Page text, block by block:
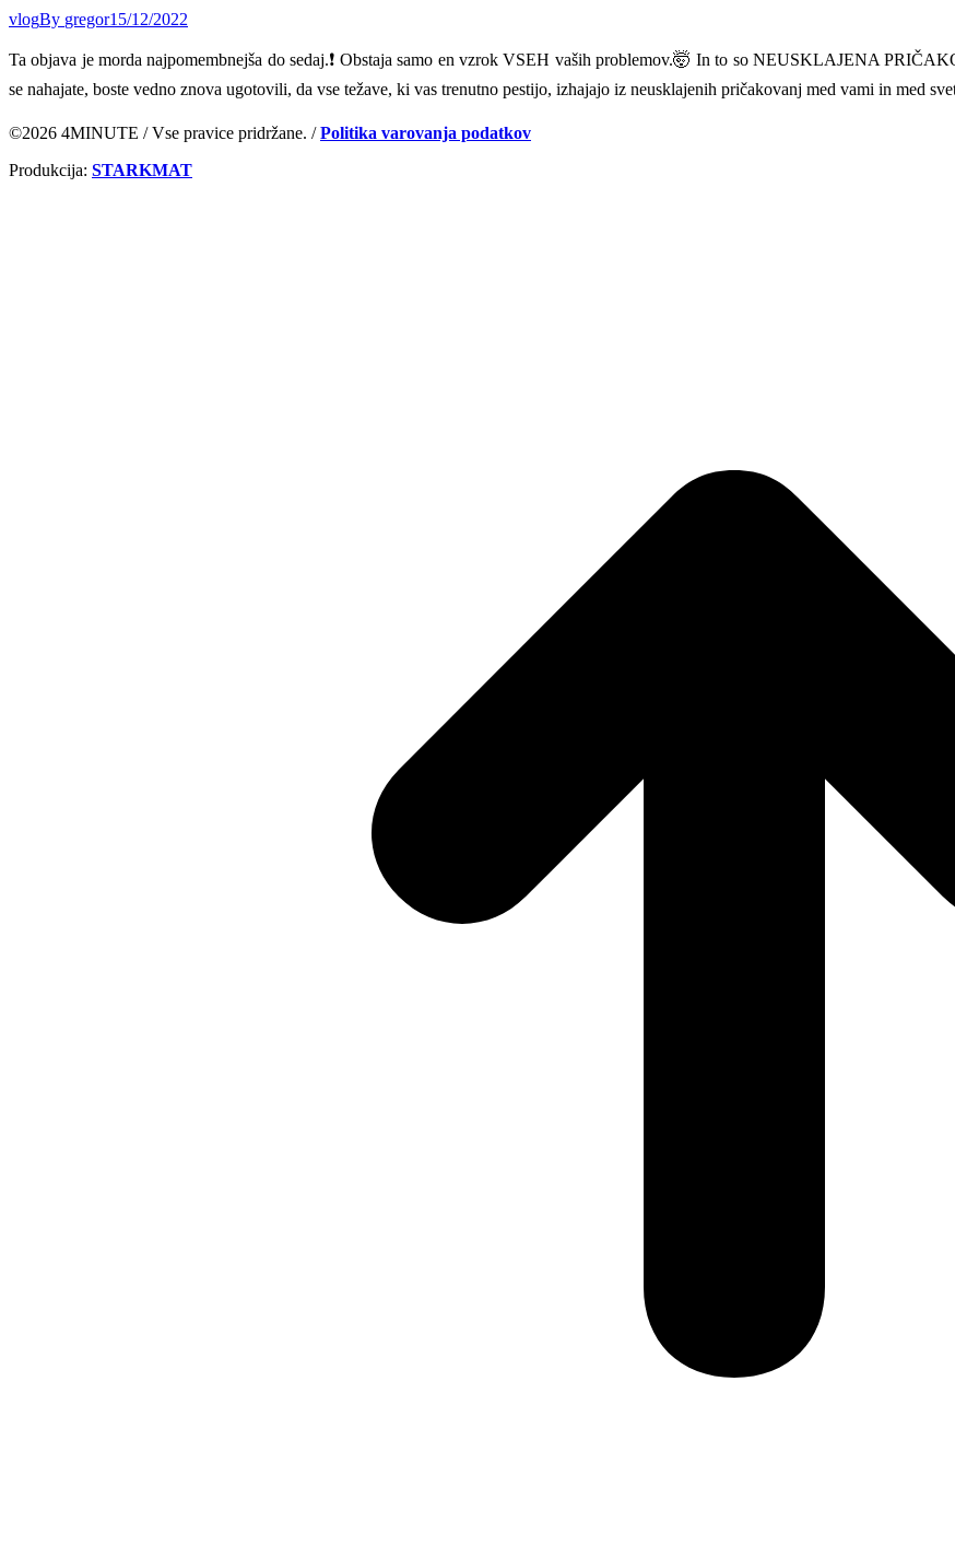
vlogBy gregor15/12/2022
Ta objava je morda najpomembnejša do sedaj.❗ Obstaja samo en vzrok VSEH vaših problemov.🤯 In to so NEUSKLAJENA
se nahajate, boste vedno znova ugotovili, da vse težave, ki vas trenutno pestijo, izhajajo iz neusklajenih pričakovanj med vami in med
©2026 4MINUTE / Vse pravice pridržane. /Politika varovanja podatkov
Produkcija: STARKMAT